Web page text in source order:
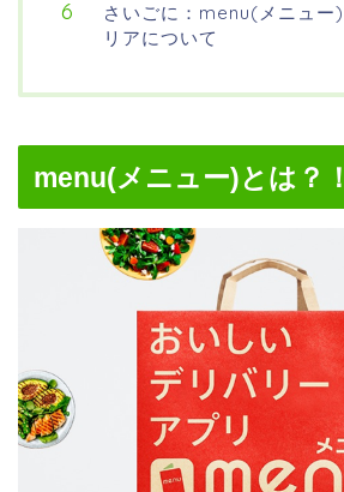
さいごに：menu(メニュー
リアについて
menu(メニュー)とは？！